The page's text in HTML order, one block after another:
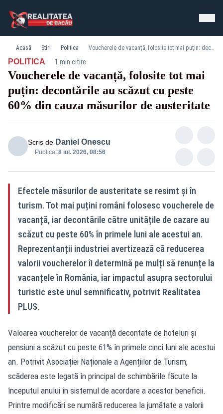
Acasă Știri Politica Voucherele de vacanță, folosite tot mai puțin: decontările au scăzut cu peste 60% din cauza măsurilor de austeritate
POLITICA· 1 min citire
Voucherele de vacanță, folosite tot mai
puțin: decontările au scăzut cu peste
60% din cauza măsurilor de austeritate
Scris de Daniel Onescu
Publicat:8 iul. 2026, 08:56
Efectele măsurilor de austeritate se resimt și în
turism. Tot mai puțini români folosesc voucherele de
vacanță, iar decontările către unitățile de cazare au
scăzut cu peste 60% în primele luni ale acestui an.
Reprezentanții industriei avertizează că reducerea
valorii voucherelor îi determină pe mulți să renunțe la
vacanțele în România, iar impactul asupra sectorului
turistic este unul semnificativ, potrivit Realitatea
PLUS.
Valoarea voucherelor de vacanță decontate de hoteluri și
pensiuni a scăzut cu peste 61% în primele cinci luni ale acestui
an. Potrivit Asociației Naționale a Agențiilor de Turism,
scăderea este legată în principal de schimbările făcute la
începutul anului în sistemul de acordare a acestor beneficii.
Printre modificări se numără reducerea la jumătate a valorii